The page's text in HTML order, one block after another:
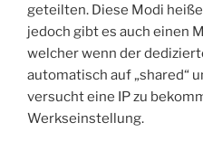
geteilten. Diese Modi
jedoch gibt es auch einen
welcher wenn der
automatisch auf „shared“
versucht eine IP zu
Werkseinstellung.